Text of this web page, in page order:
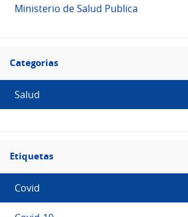
Ministerio de Salud Publica
Filtro
Categorias
Categorias
Salud
Filtro
Etiquetas
Etiquetas
Covid